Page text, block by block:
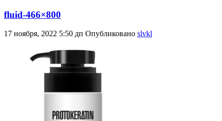
fluid-466×800
17 ноября, 2022 5:50 дп Опубликовано slvkl